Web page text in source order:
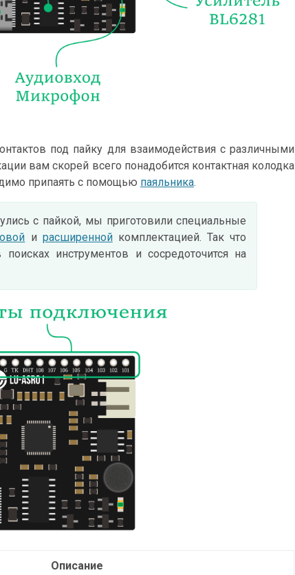
под пайку для взаимодействия с различными
вам скорей всего понадобится контактная колодка
припаять с помощью паяльника.
с пайкой, мы приготовили специальные
и расширеннойкомплектацией. Так что
инструментов и сосредоточится на
Описание